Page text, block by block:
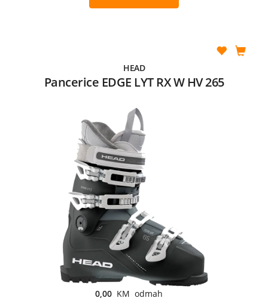
HEAD
Pancerice EDGE LYT RX W HV 265
0,00 KM odmah